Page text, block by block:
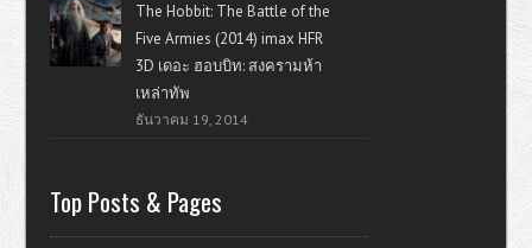
The Hobbit: The Battle of the
Five Armies (2014) imax HFR
3D เดอะ ฮอบบิท: สงครามห้า
เหล่าทัพ
ธันวาคม 19, 2014
Top Posts & Pages